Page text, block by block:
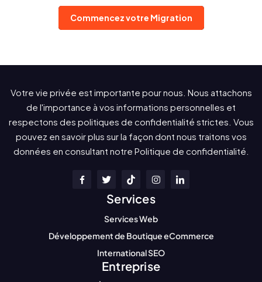
Commencez votre Migration
Votre vie privée est importante pour nous. Nous attachons
de l'importance à vos informations personnelles et
respectons des politiques de confidentialité strictes. Vous
pouvez en savoir plus sur la façon dont nous traitons vos
données en consultant notre Politique de confidentialité.
Services
Services Web
Développement de Boutique eCommerce
International SEO
Entreprise